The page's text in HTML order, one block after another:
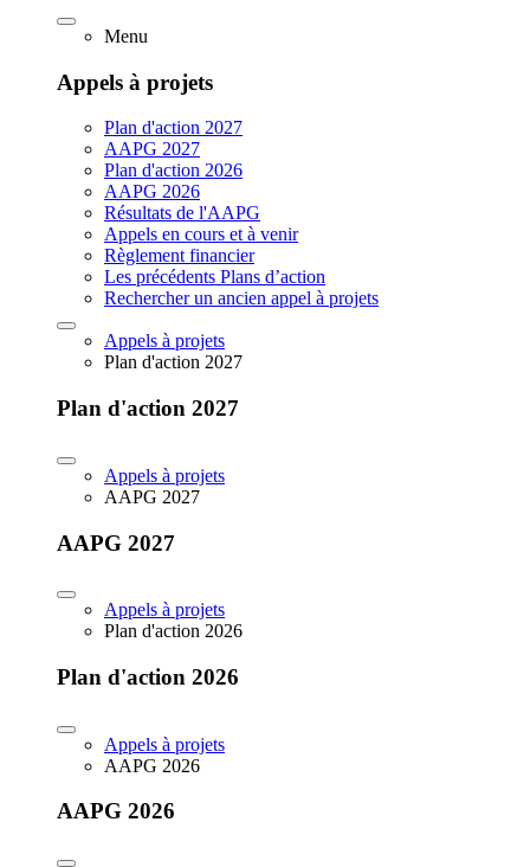
Menu
Appels à projets
Plan d'action 2027
AAPG 2027
Plan d'action 2026
AAPG 2026
Résultats de l'AAPG
Appels en cours et à venir
Règlement financier
Les précédents Plans d’action
Rechercher un ancien appel à projets
Appels à projets
Plan d'action 2027
Plan d'action 2027
Appels à projets
AAPG 2027
AAPG 2027
Appels à projets
Plan d'action 2026
Plan d'action 2026
Appels à projets
AAPG 2026
AAPG 2026